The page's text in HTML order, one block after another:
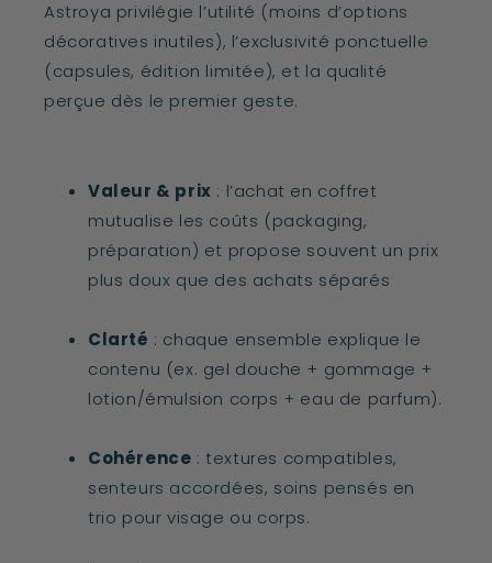
Astroya privilégie l’utilité (moins d’options
décoratives inutiles), l’exclusivité ponctuelle
(capsules, édition limitée), et la qualité
perçue dès le premier geste.
Valeur & prix : l’achat en coffret
mutualise les coûts (packaging,
préparation) et propose souvent un prix
plus doux que des achats séparés
Clarté : chaque ensemble explique le
contenu (ex. gel douche + gommage +
lotion/émulsion corps + eau de parfum).
Cohérence : textures compatibles,
senteurs accordées, soins pensés en
trio pour visage ou corps.